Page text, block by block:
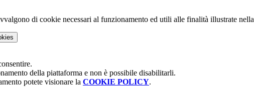
di cookie necessari al funzionamento ed utili alle finalità illustrate nella
della piattaforma e non è possibile disabilitarli.
potete visionare la COOKIE POLICY.